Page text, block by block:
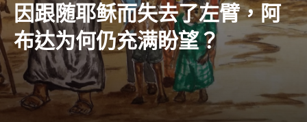
因跟随耶稣而失去了左臂，阿
布达为何仍充满盼望？